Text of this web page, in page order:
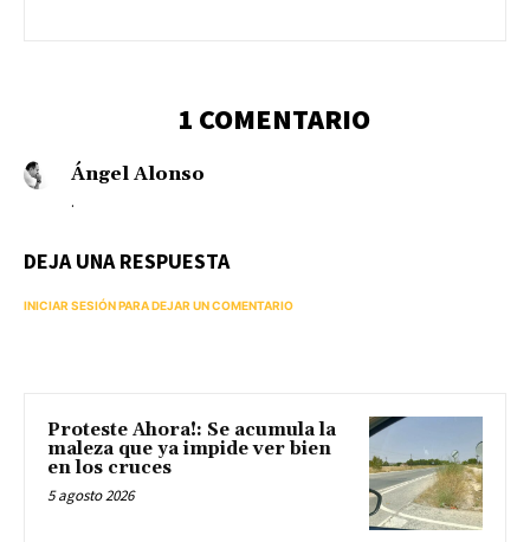
1 COMENTARIO
Ángel Alonso
.
DEJA UNA RESPUESTA
INICIAR SESIÓN PARA DEJAR UN COMENTARIO
Proteste Ahora!: Se acumula la
maleza que ya impide ver bien
en los cruces
5 agosto 2026